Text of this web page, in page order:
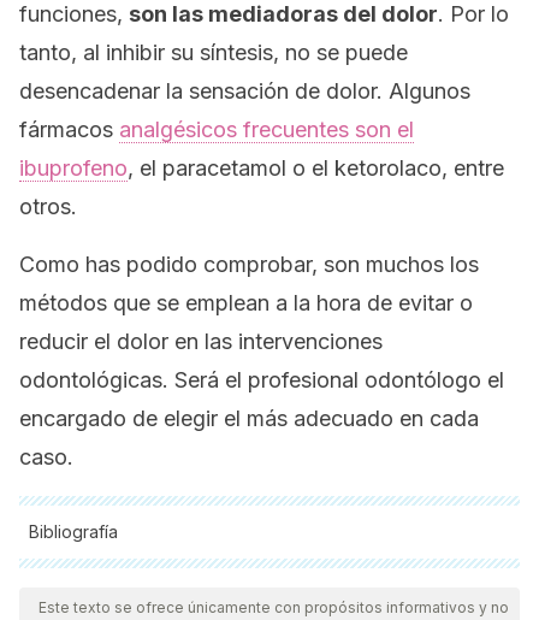
funciones, son las mediadoras del dolor. Por lo
tanto, al inhibir su síntesis, no se puede
desencadenar la sensación de dolor. Algunos
fármacos analgésicos frecuentes son el
ibuprofeno, el paracetamol o el ketorolaco, entre
otros.
Como has podido comprobar, son muchos los
métodos que se emplean a la hora de evitar o
reducir el dolor en las intervenciones
odontológicas. Será el profesional odontólogo el
encargado de elegir el más adecuado en cada
caso.
Bibliografía
Todas las fuentes citadas fueron revisadas a profundidad por
nuestro equipo, para asegurar su calidad, confiabilidad,
Este texto se ofrece únicamente con propósitos informativos y no